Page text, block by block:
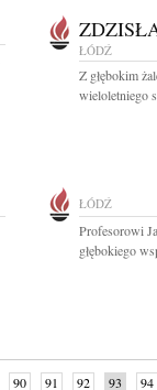
ŁÓDŹ
Z głębokim
wieloletniego
ŁÓDŹ
Profesorowi
głębokiego
90 91 92 93 94